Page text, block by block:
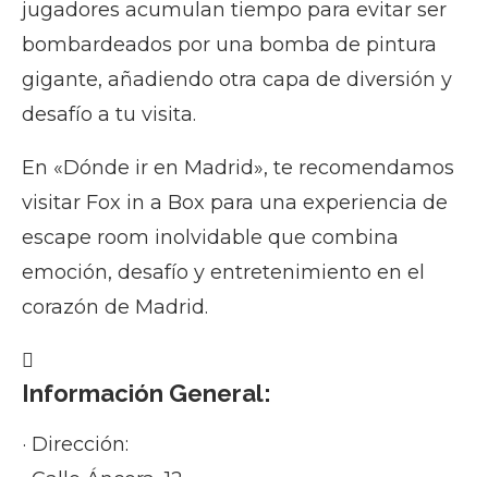
jugadores acumulan tiempo para evitar ser
bombardeados por una bomba de pintura
gigante, añadiendo otra capa de diversión y
desafío a tu visita.
En «Dónde ir en Madrid», te recomendamos
visitar Fox in a Box para una experiencia de
escape room inolvidable que combina
emoción, desafío y entretenimiento en el
corazón de Madrid.
Información General:
· Dirección: